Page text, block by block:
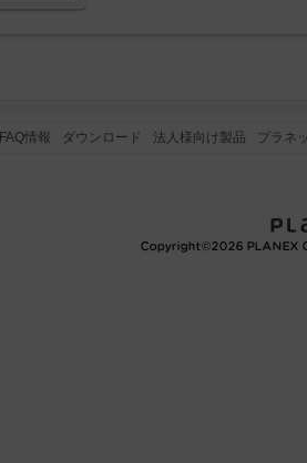
FAQ情報 ダウンロード 法人様向け製品 プラネ